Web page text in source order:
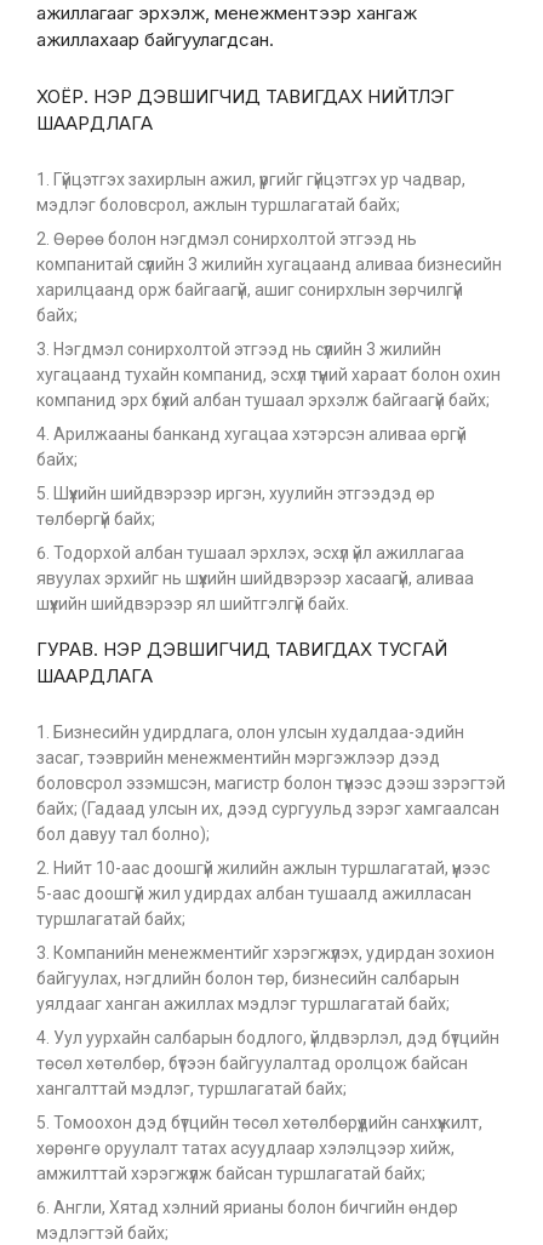
ажиллагааг эрхэлж, менежментээр хангаж
ажиллахаар байгуулагдсан.
ХОЁР. НЭР ДЭВШИГЧИД ТАВИГДАХ НИЙТЛЭГ
ШААРДЛАГА
Гүйцэтгэх захирлын ажил, үүргийг гүйцэтгэх ур чадвар,
мэдлэг боловсрол, ажлын туршлагатай байх;
Өөрөө болон нэгдмэл сонирхолтой этгээд нь
компанитай сүүлийн 3 жилийн хугацаанд аливаа бизнесийн
харилцаанд орж байгаагүй, ашиг сонирхлын зөрчилгүй
байх;
Нэгдмэл сонирхолтой этгээд нь сүүлийн 3 жилийн
хугацаанд тухайн компанид, эсхүл түүний хараат болон охин
компанид эрх бүхий албан тушаал эрхэлж байгаагүй байх;
Арилжааны банканд хугацаа хэтэрсэн аливаа өргүй
байх;
Шүүхийн шийдвэрээр иргэн, хуулийн этгээдэд өр
төлбөргүй байх;
Тодорхой албан тушаал эрхлэх, эсхүл үйл ажиллагаа
явуулах эрхийг нь шүүхийн шийдвэрээр хасаагүй, аливаа
шүүхийн шийдвэрээр ял шийтгэлгүй байх.
ГУРАВ. НЭР ДЭВШИГЧИД ТАВИГДАХ ТУСГАЙ
ШААРДЛАГА
Бизнесийн удирдлага, олон улсын худалдаа-эдийн
засаг, тээврийн менежментийн мэргэжлээр дээд
боловсрол эзэмшсэн, магистр болон түүнээс дээш зэрэгтэй
байх; (Гадаад улсын их, дээд сургуульд зэрэг хамгаалсан
бол давуу тал болно);
Нийт 10-аас доошгүй жилийн ажлын туршлагатай, үүнээс
5-аас доошгүй жил удирдах албан тушаалд ажилласан
туршлагатай байх;
Компанийн менежментийг хэрэгжүүлэх, удирдан зохион
байгуулах, нэгдлийн болон төр, бизнесийн салбарын
уялдааг ханган ажиллах мэдлэг туршлагатай байх;
Уул уурхайн салбарын бодлого, үйлдвэрлэл, дэд бүтцийн
төсөл хөтөлбөр, бүтээн байгуулалтад оролцож байсан
хангалттай мэдлэг, туршлагатай байх;
Томоохон дэд бүтцийн төсөл хөтөлбөрүүдийн санхүүжилт,
хөрөнгө оруулалт татах асуудлаар хэлэлцээр хийж,
амжилттай хэрэгжүүлж байсан туршлагатай байх;
Англи, Хятад хэлний ярианы болон бичгийн өндөр
мэдлэгтэй байх;